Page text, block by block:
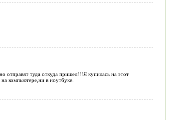
отправят туда откуда пришел!!!Я купилась на этот
компьютере,ни в ноутбуке.